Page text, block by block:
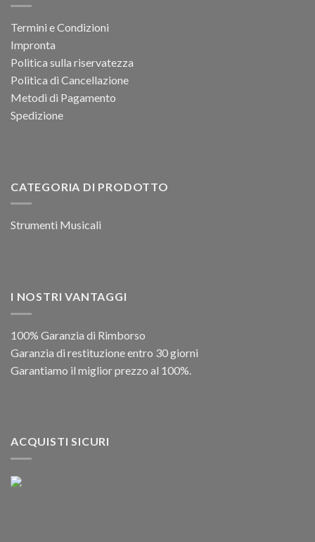
Termini e Condizioni
Impronta
Politica sulla riservatezza
Politica di Cancellazione
Metodi di Pagamento
Spedizione
CATEGORIA DI PRODOTTO
Strumenti Musicali
I NOSTRI VANTAGGI
100% Garanzia di Rimborso
Garanzia di restituzione entro 30 giorni
Garantiamo il miglior prezzo al 100%.
ACQUISTI SICURI